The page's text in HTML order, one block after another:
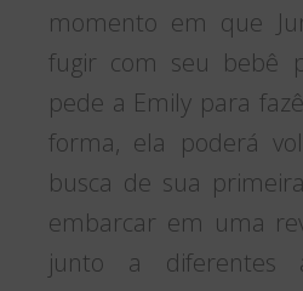
momento em que
fugir com seu bebê
pede a Emily para
forma, ela poderá
busca de sua
embarcar em uma
junto a diferentes